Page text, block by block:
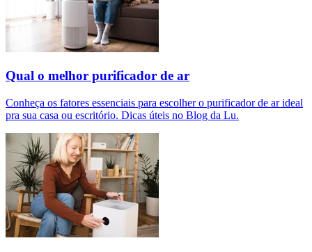
Qual o melhor purificador de ar​
Conheça os fatores essenciais para escolher o purificador de ar ideal
pra sua casa ou escritório. Dicas úteis no Blog da Lu.